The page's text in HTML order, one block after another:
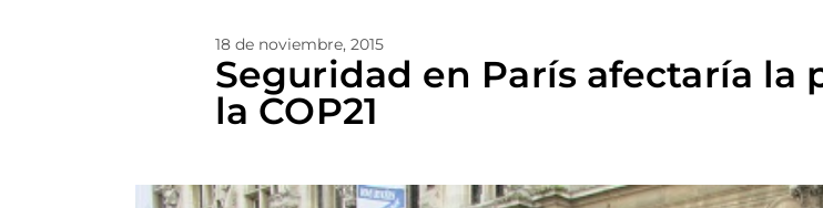
18 de noviembre, 2015
Seguridad en París afectaría la
la COP21